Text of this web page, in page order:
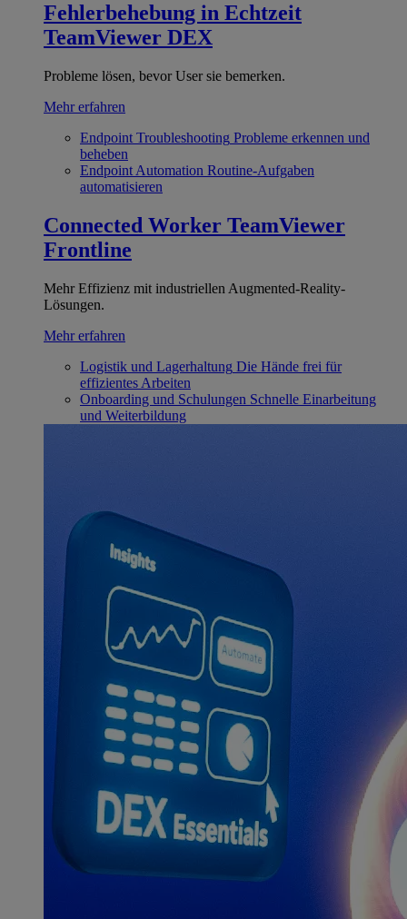
Fehlerbehebung in Echtzeit
TeamViewer DEX
Probleme lösen, bevor User sie bemerken.
Mehr erfahren
Endpoint Troubleshooting Probleme erkennen und
beheben
Endpoint Automation Routine-Aufgaben
automatisieren
Connected Worker TeamViewer
Frontline
Mehr Effizienz mit industriellen Augmented-Reality-
Lösungen.
Mehr erfahren
Logistik und Lagerhaltung Die Hände frei für
effizientes Arbeiten
Onboarding und Schulungen Schnelle Einarbeitung
und Weiterbildung